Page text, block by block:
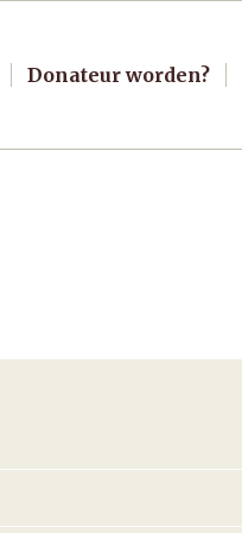
Donateur worden?